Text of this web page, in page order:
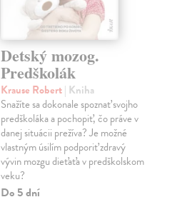
Detský mozog.
Predškolák
Krause Robert| Kniha
Snažíte sa dokonale spoznať svojho
predškoláka a pochopiť, čo práve v
danej situácii prežíva? Je možné
vlastným úsilím podporiť zdravý
vývin mozgu dieťaťa v predškolskom
veku?
Do 5 dní